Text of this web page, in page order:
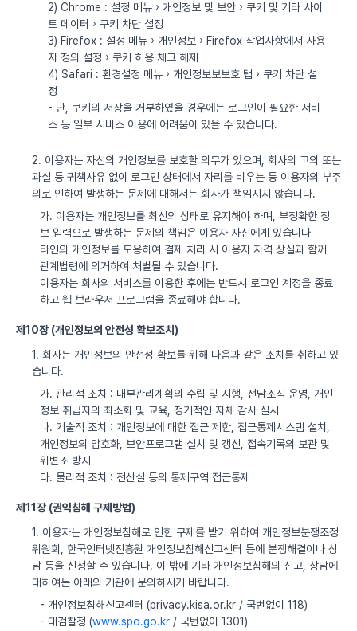
2) Chrome : 설정 메뉴 › 개인정보 및 보안 › 쿠키 및 기타 사이
트 데이터 › 쿠키 차단 설정
3) Firefox : 설정 메뉴 › 개인정보 › Firefox 작업사항에서 사용
자 정의 설정 › 쿠키 허용 체크 해제
4) Safari : 환경설정 메뉴 › 개인정보보보호 탭 › 쿠키 차단 설
정
- 단, 쿠키의 저장을 거부하였을 경우에는 로그인이 필요한 서비
스 등 일부 서비스 이용에 어려움이 있을 수 있습니다.
2. 이용자는 자신의 개인정보를 보호할 의무가 있으며, 회사의 고의 또는
과실 등 귀책사유 없이 로그인 상태에서 자리를 비우는 등 이용자의 부주
의로 인하여 발생하는 문제에 대해서는 회사가 책임지지 않습니다.
가. 이용자는 개인정보를 최신의 상태로 유지해야 하며, 부정확한 정
보 입력으로 발생하는 문제의 책임은 이용자 자신에게 있습니다
타인의 개인정보를 도용하여 결제 처리 시 이용자 자격 상실과 함께
관계법령에 의거하여 처벌될 수 있습니다.
이용자는 회사의 서비스를 이용한 후에는 반드시 로그인 계정을 종료
하고 웹 브라우저 프로그램을 종료해야 합니다.
제10장 (개인정보의 안전성 확보조치)
1. 회사는 개인정보의 안전성 확보를 위해 다음과 같은 조치를 취하고 있
습니다.
가. 관리적 조치 : 내부관리계획의 수립 및 시행, 전담조직 운영, 개인
정보 취급자의 최소화 및 교육, 정기적인 자체 감사 실시
나. 기술적 조치 : 개인정보에 대한 접근 제한, 접근통제시스템 설치,
개인정보의 암호화, 보안프로그램 설치 및 갱신, 접속기록의 보관 및
위변조 방지
다. 물리적 조치 : 전산실 등의 통제구역 접근통제
제11장 (권익침해 구제방법)
1. 이용자는 개인정보침해로 인한 구제를 받기 위하여 개인정보분쟁조정
위원회, 한국인터넷진흥원 개인정보침해신고센터 등에 분쟁해결이나 상
담 등을 신청할 수 있습니다. 이 밖에 기타 개인정보침해의 신고, 상담에
대하여는 아래의 기관에 문의하시기 바랍니다.
- 개인정보침해신고센터 (privacy.kisa.or.kr / 국번없이 118)
- 대검찰청 (www.spo.go.kr / 국번없이 1301)